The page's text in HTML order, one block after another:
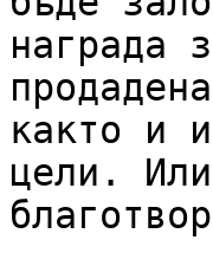
награда
както и
цели.